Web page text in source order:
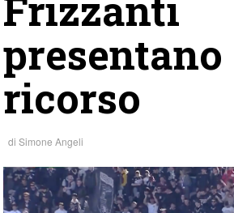
presentano
ricorso
diSimone Angeli